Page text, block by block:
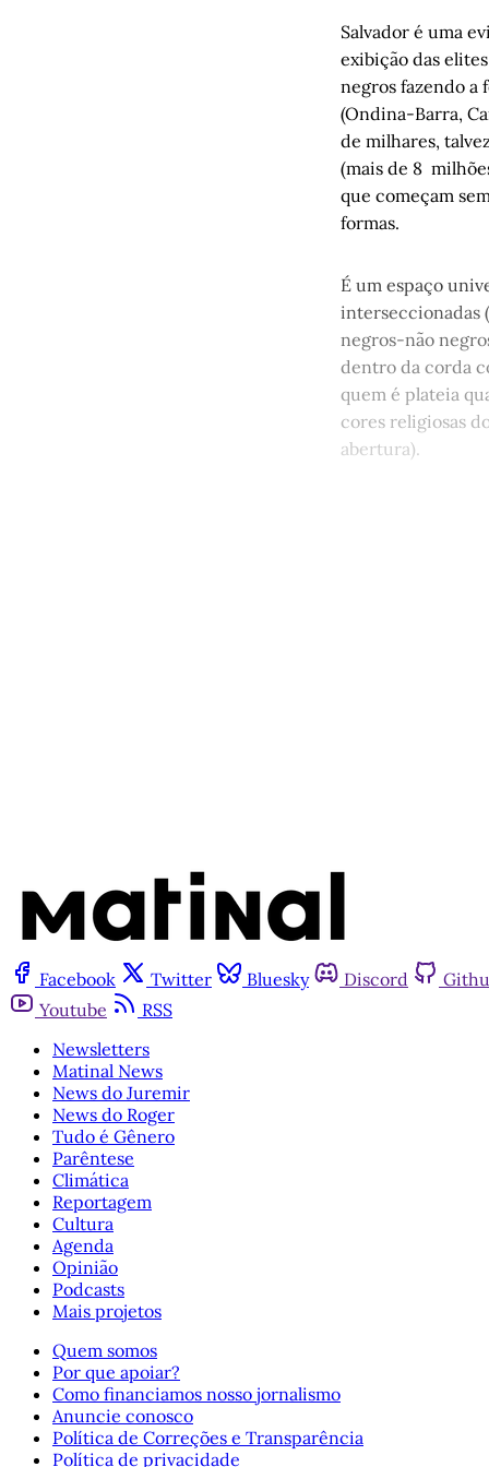
Histórias
A medida
Salvador é uma
exibição das
negros fazendo a
(Ondina-Barra,
de milhares,
(mais de 8
que começam
formas.
É um espaço
interseccionadas
negros-não
dentro da corda
quem é plateia
cores religiosas
abertura).
Facebook Twitter Bluesky Discord
Youtube
RSS
Newsletters
Matinal News
News do Juremir
News do Roger
Tudo é Gênero
Parêntese
Climática
Reportagem
Cultura
Agenda
Opinião
Podcasts
Mais projetos
Quem somos
Por que apoiar?
Como financiamos nosso jornalismo
Anuncie conosco
Política de Correções e Transparência
Política de privacidade